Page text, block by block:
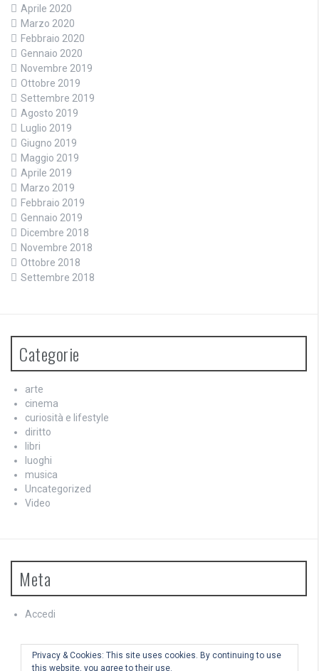
Aprile 2020
Marzo 2020
Febbraio 2020
Gennaio 2020
Novembre 2019
Ottobre 2019
Settembre 2019
Agosto 2019
Luglio 2019
Giugno 2019
Maggio 2019
Aprile 2019
Marzo 2019
Febbraio 2019
Gennaio 2019
Dicembre 2018
Novembre 2018
Ottobre 2018
Settembre 2018
Categorie
arte
cinema
curiosità e lifestyle
diritto
libri
luoghi
musica
Uncategorized
Video
Meta
Accedi
Feed dei commenti
WordPress.org
Privacy & Cookies: This site uses cookies. By continuing to use
this website, you agree to their use.